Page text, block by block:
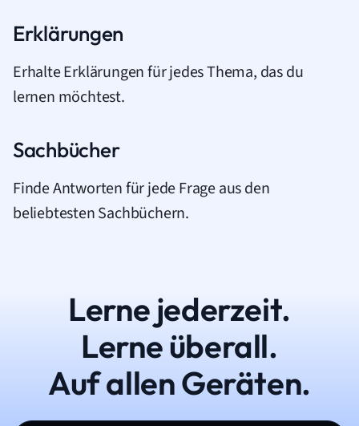
Erklärungen
Erhalte Erklärungen für jedes Thema, das du
lernen möchtest.
Sachbücher
Finde Antworten für jede Frage aus den
beliebtesten Sachbüchern.
Lerne jederzeit.
Lerne überall.
Auf allen Geräten.